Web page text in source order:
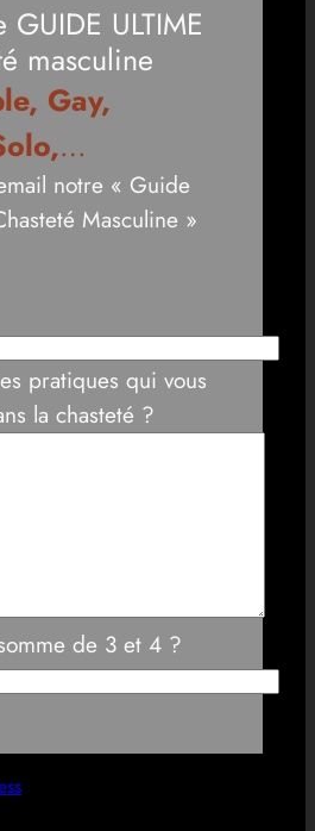
GUIDE ULTIME
masculine
Gay,
…
notre « Guide
Masculine »
pratiques qui vous
la chasteté ?
de 3 et 4 ?